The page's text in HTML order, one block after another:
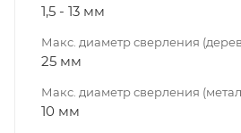
1,5 - 13 мм
Макс. диаметр сверления
25 мм
Макс. диаметр сверления
10 мм